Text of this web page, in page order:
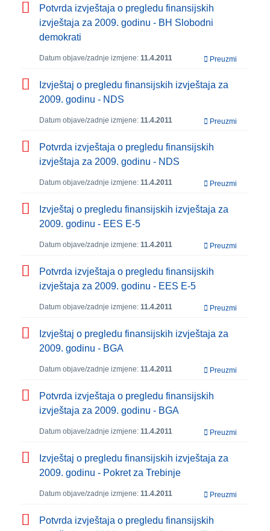
Potvrda izvještaja o pregledu finansijskih
izvještaja za 2009. godinu - BH Slobodni
demokrati
Datum objave/zadnje izmjene: 11.4.2011 Preuzmi
Izvještaj o pregledu finansijskih izvještaja za
2009. godinu - NDS
Datum objave/zadnje izmjene: 11.4.2011 Preuzmi
Potvrda izvještaja o pregledu finansijskih
izvještaja za 2009. godinu - NDS
Datum objave/zadnje izmjene: 11.4.2011 Preuzmi
Izvještaj o pregledu finansijskih izvještaja za
2009. godinu - EES E-5
Datum objave/zadnje izmjene: 11.4.2011 Preuzmi
Potvrda izvještaja o pregledu finansijskih
izvještaja za 2009. godinu - EES E-5
Datum objave/zadnje izmjene: 11.4.2011 Preuzmi
Izvještaj o pregledu finansijskih izvještaja za
2009. godinu - BGA
Datum objave/zadnje izmjene: 11.4.2011 Preuzmi
Potvrda izvještaja o pregledu finansijskih
izvještaja za 2009. godinu - BGA
Datum objave/zadnje izmjene: 11.4.2011 Preuzmi
Izvještaj o pregledu finansijskih izvještaja za
2009. godinu - Pokret za Trebinje
Datum objave/zadnje izmjene: 11.4.2011 Preuzmi
Potvrda izvještaja o pregledu finansijskih